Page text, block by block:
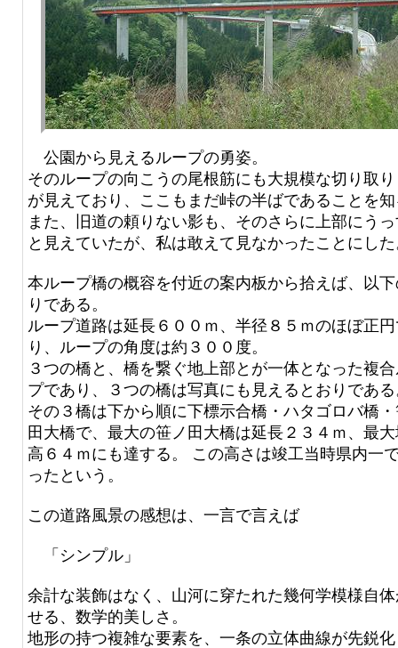
公園から見えるループの勇姿。
そのループの向こうの尾根筋にも大規模な切り取
が見えており、ここもまだ峠の半ばであることを
また、旧道の頼りない影も、そのさらに上部にう
と見えていたが、私は敢えて見なかったことにし
本ループ橋の概容を付近の案内板から拾えば、以
りである。
ループ道路は延長６００ｍ、半径８５ｍのほぼ正
り、ループの角度は約３００度。
３つの橋と、橋を繋ぐ地上部とが一体となった複
プであり、３つの橋は写真にも見えるとおりであ
その３橋は下から順に下標示合橋・ハタゴロバ橋
田大橋で、最大の笹ノ田大橋は延長２３４ｍ、最
高６４ｍにも達する。 この高さは竣工当時県内一
ったという。
この道路風景の感想は、一言で言えば
「シンプル」
余計な装飾はなく、山河に穿たれた幾何学模様自
せる、数学的美しさ。
地形の持つ複雑な要素を、一条の立体曲線が先鋭